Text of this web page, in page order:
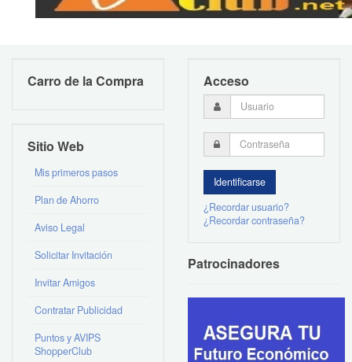
Carro de la Compra
Sitio Web
Mis primeros pasos
Plan de Ahorro
Aviso Legal
Solicitar Invitación
Invitar Amigos
Contratar Publicidad
Puntos y AVIPS
ShopperClub
Acceso
¿Recordar usuario?
¿Recordar contraseña?
Patrocinadores